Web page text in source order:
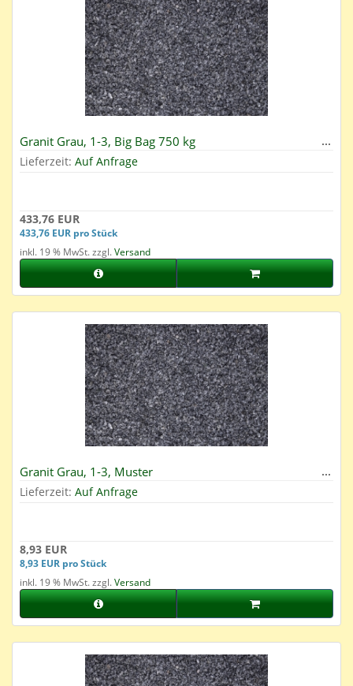
Granit Grau, 1-3, Big Bag 750 kg
Lieferzeit: Auf Anfrage
433,76 EUR
433,76 EUR pro Stück
inkl. 19 % MwSt. zzgl.Versand
Granit Grau, 1-3, Muster
Lieferzeit: Auf Anfrage
8,93 EUR
8,93 EUR pro Stück
inkl. 19 % MwSt. zzgl.Versand